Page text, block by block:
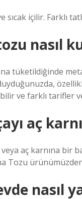
sıcak içilir. Farklı
nasıl
tüketildiğinde
ve farklı tarifler
aç
aç karnına bir
Tozu ürünümüzden
nasıl